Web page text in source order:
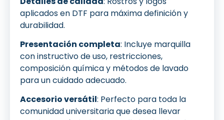
aplicados en DTF para máxima definición y
durabilidad.
Presentación completa: Incluye marquilla
con instructivo de uso, restricciones,
composición química y métodos de lavado
para un cuidado adecuado.
Accesorio versátil: Perfecto para toda la
comunidad universitaria que desea llevar